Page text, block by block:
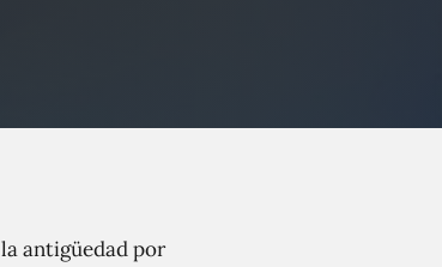
antigüedad por